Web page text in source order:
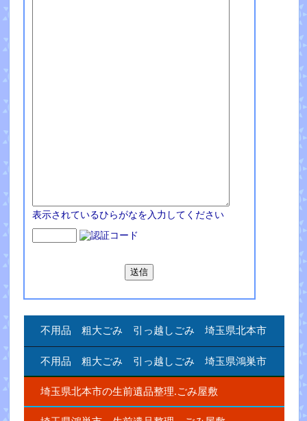
表示されているひらがなを入力してください
不用品 粗大ごみ 引っ越しごみ 埼玉県北本市
不用品 粗大ごみ 引っ越しごみ 埼玉県鴻巣市
埼玉県北本市の生前遺品整理.ごみ屋敷